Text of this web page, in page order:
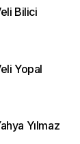
Bilici
Yopal
Yılmaz